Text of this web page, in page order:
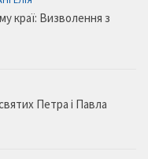
краї: Визволення з
Петра і Павла